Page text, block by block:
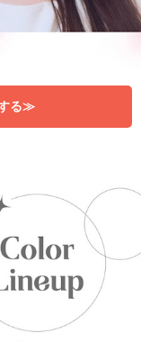
る≫